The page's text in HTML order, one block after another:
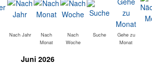
Nach Jahr
Nach
Monat
Nach
Woche
Suche
Gehe zu
Monat
Juni 2026